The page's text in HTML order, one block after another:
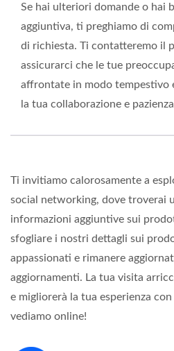
Se hai ulteriori domande o hai
aggiuntiva, ti preghiamo di
di richiesta. Ti contatteremo il
assicurarci che le tue
affrontate in modo tempestivo
la tua collaborazione e
Ti invitiamo calorosamente a
social networking, dove troverai
informazioni aggiuntive sui
sfogliare i nostri dettagli sui
appassionati e rimanere
aggiornamenti. La tua visita
e migliorerà la tua esperienza
vediamo online!